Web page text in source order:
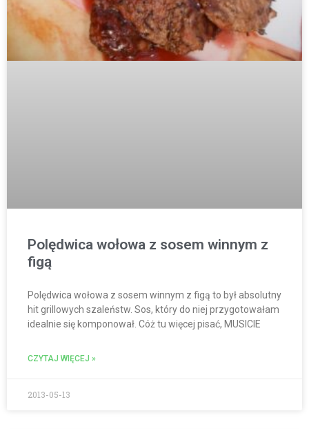
Polędwica wołowa z sosem winnym z
figą
Polędwica wołowa z sosem winnym z figą to był absolutny
hit grillowych szaleństw. Sos, który do niej przygotowałam
idealnie się komponował. Cóż tu więcej pisać, MUSICIE
CZYTAJ WIĘCEJ »
2013-05-13